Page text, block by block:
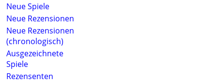
Neue Spiele
Neue Rezensionen
Neue Rezensionen
(chronologisch)
Ausgezeichnete
Spiele
Rezensenten